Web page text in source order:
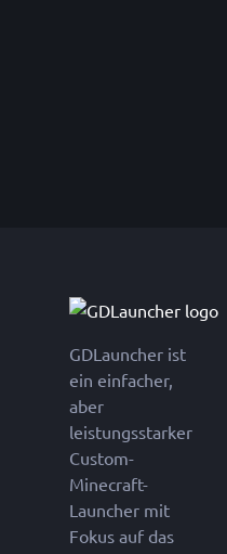
GDLauncher ist
ein einfacher,
aber
leistungsstarker
Custom-
Minecraft-
Launcher mit
Fokus auf das